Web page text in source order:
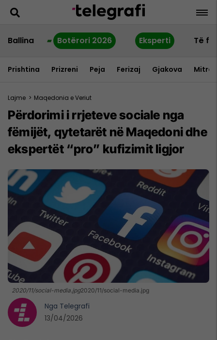
Ballina Botërori 2026 Eksperti Të
Prishtina Prizreni Peja Ferizaj Gjakova
Lajme > Maqedonia e Veriut
Përdorimi i rrjeteve sociale nga
fëmijët, qytetarët në Maqedoni dhe
ekspertët “pro” kufizimit ligjor
2020/11/social-media.jpg2020/11/social-media.jpg
Nga Telegrafi
13/04/2026